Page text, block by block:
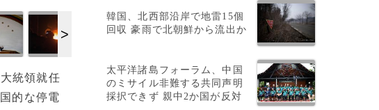
統領就任
的な停電
韓国、北西部沿岸で地雷15個
回収 豪雨で北朝鮮から流出か
太平洋諸島フォーラム、中国
のミサイル非難する共同声明
採択できず 親中2か国が反対